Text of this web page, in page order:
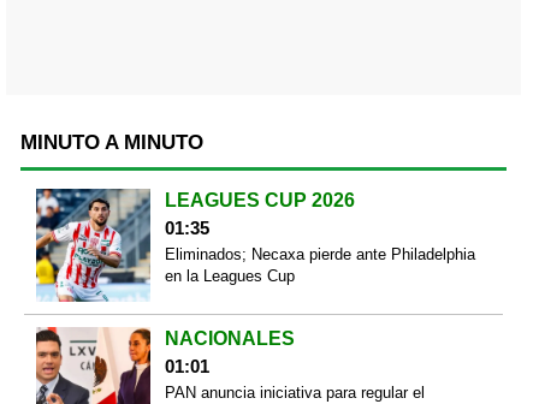
MINUTO A MINUTO
LEAGUES CUP 2026
01:35
Eliminados; Necaxa pierde ante Philadelphia
en la Leagues Cup
NACIONALES
01:01
PAN anuncia iniciativa para regular el